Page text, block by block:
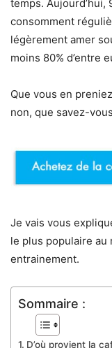
temps. Aujourd’hui,
consomment
légèrement amer
moins 80% d’entre
Que vous en
non, que savez-
Je vais vous
le plus populaire au
entrainement.
Sommaire :
D’où provient la